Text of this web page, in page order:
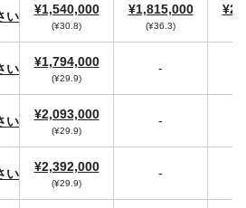
い ¥1,540,000
(¥30.8)
¥1,815,000
(¥36.3)
い ¥1,794,000
(¥29.9)
-
い ¥2,093,000
(¥29.9)
-
い ¥2,392,000
(¥29.9)
-